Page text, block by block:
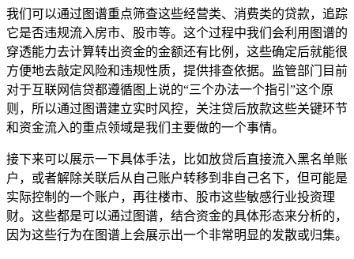
我们可以通过图谱重点筛查这些经营类、消费类的贷款，追踪
它是否违规流入房市、股市等。这个过程中我们会利用图谱的
穿透能力去计算转出资金的金额还有比例，这些确定后就能很
方便地去敲定风险和违规性质，提供排查依据。监管部门目前
对于互联网信贷都遵循图上说的“三个办法一个指引”这个原
则，所以通过图谱建立实时风控，关注贷后放款这些关键环节
和资金流入的重点领域是我们主要做的一个事情。
接下来可以展示一下具体手法，比如放贷后直接流入黑名单账
户，或者解除关联后从自己账户转移到非自己名下，但可能是
实际控制的一个账户，再往楼市、股市这些敏感行业投资理
财。这些都是可以通过图谱，结合资金的具体形态来分析的，
因为这些行为在图谱上会展示出一个非常明显的发散或归集。